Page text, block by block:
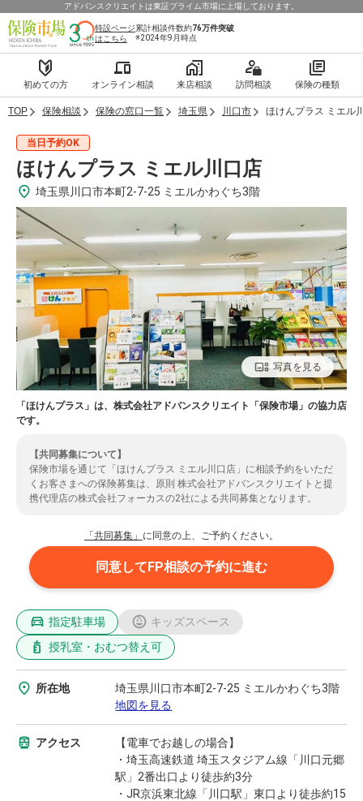
アドバンスクリエイトは東証プライム市場に上場しております。
特設ページ
はこちら
累計相談件数約76万件突破
※2024年9月時点
初めての方 オンライン相談 来店相談 訪問相談 保険の種類
TOP 保険相談 保険の窓口一覧 埼玉県 川口市 ほけんプラス ミエル
当日予約OK
ほけんプラス ミエル川口店
埼玉県川口市本町2-7-25 ミエルかわぐち3階
写真を見る
「ほけんプラス」は、株式会社アドバンスクリエイト「保険市場」の協力店
です。
【共同募集について】
保険市場を通じて「ほけんプラス ミエル川口店」に相談予約をいただ
くお客さまへの保険募集は、原則 株式会社アドバンスクリエイトと提
携代理店の株式会社フォーカスの2社による共同募集となります。
れます。ご了承いただいた上で、ご予約のお手続きをいただきますよ
うお願いいたします。株式会社フォーカスの取扱保険会社については
こちら
よりご確認ください。
「共同募集」 に同意の上、ご予約ください。
同意してFP相談の予約に進む
指定駐車場
キッズスペース
授乳室・おむつ替え可
所在地
埼玉県川口市本町2-7-25 ミエルかわぐち3階
地図を見る
アクセス
【電車でお越しの場合】
・埼玉高速鉄道 埼玉スタジアム線「川口元郷
駅」2番出口より徒歩約3分
・JR京浜東北線「川口駅」東口より徒歩約15